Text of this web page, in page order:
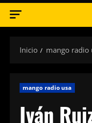
Inicio mango radio
mango radio usa
Iván